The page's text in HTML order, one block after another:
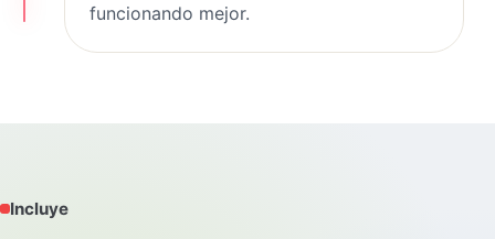
funcionando mejor.
Incluye